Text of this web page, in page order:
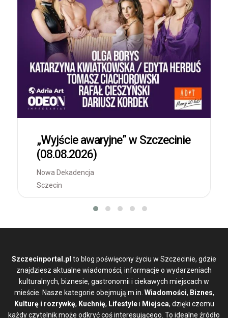
„Wyjście awaryjne” w Szczecinie
(08.08.2026)
Nowa Dekadencja
Sczecin
Szczecinportal.pl to blog poświęcony życiu w Szczecinie, gdzie
znajdziesz aktualne wiadomości, informacje o wydarzeniach
kulturalnych, biznesie, gastronomii i ciekawych miejscach w
mieście. Nasze kategorie obejmują m.in. Wiadomości, Biznes,
Kulturę i rozrywkę, Kuchnię, Lifestylei Miejsca, dzięki czemu
każdy czytelnik może odkryć coś interesującego. To idealne źródło